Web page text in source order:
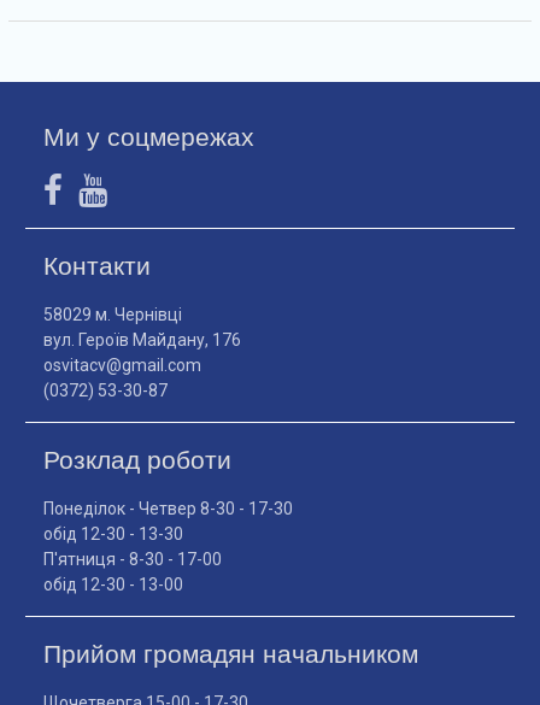
Ми у соцмережах
Контакти
58029 м. Чернівці
вул. Героїв Майдану, 176
osvitacv@gmail.com
(0372) 53-30-87
Розклад роботи
Понеділок - Четвер 8-30 - 17-30
обід 12-30 - 13-30
П'ятниця - 8-30 - 17-00
обід 12-30 - 13-00
Прийом громадян начальником